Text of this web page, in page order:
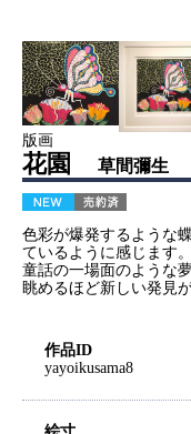
版画
花園 草間彌生
色彩が爆発するような
ているように感じます
童話の一場面のような
眺めるほど新しい発見
作品ID
yayoikusama8